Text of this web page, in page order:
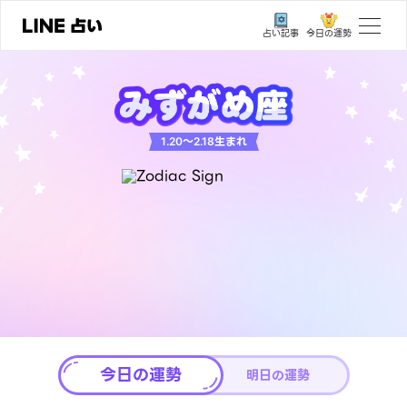
占い記事 今日の運勢
トップ
ユーザーの声
相談事例
占いの流れ
占い記事
お知らせ
1.20〜2.18生まれ
今日の運勢 明日の運勢